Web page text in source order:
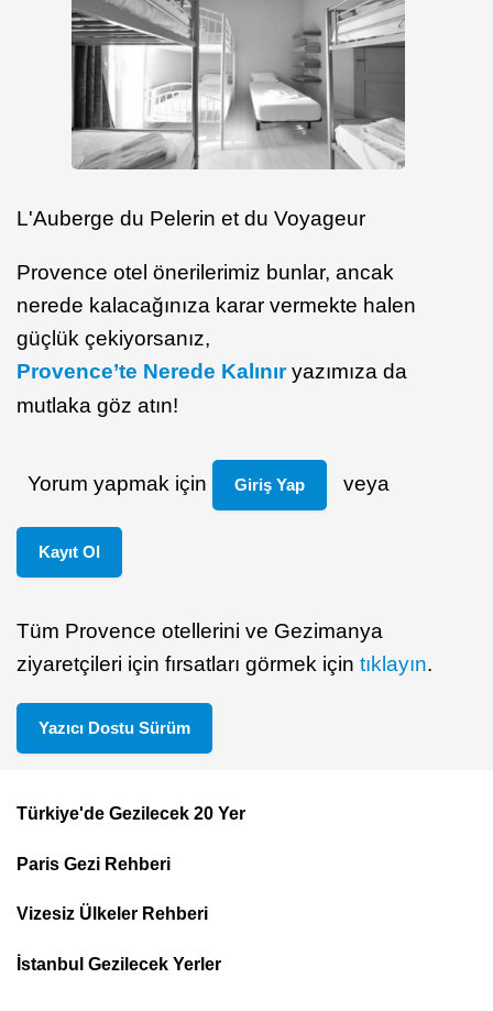
L'Auberge du Pelerin et du Voyageur
Provence otel önerilerimiz bunlar, ancak
nerede kalacağınıza karar vermekte halen
güçlük çekiyorsanız,
Provence’te Nerede Kalınıryazımıza da
mutlaka göz atın!
Yorum yapmak için Giriş Yap veya
Kayıt Ol
Tüm Provence otellerini ve Gezimanya
ziyaretçileri için fırsatları görmek için tıklayın.
Yazıcı Dostu Sürüm
Footer
Top
Menu
Türkiye'de Gezilecek 20 Yer
Paris Gezi Rehberi
Vizesiz Ülkeler Rehberi
İstanbul Gezilecek Yerler